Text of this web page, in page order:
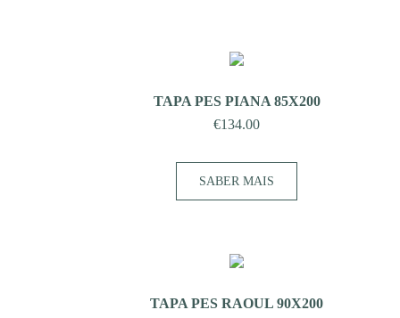
TAPA PES PIANA 85X200
€134.00
SABER MAIS
TAPA PES RAOUL 90X200